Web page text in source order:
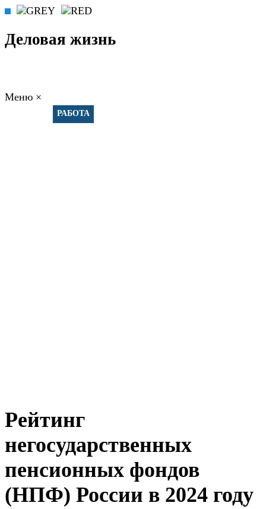
Деловая жизнь
Меню ×
РАБОТА
Рейтинг
негосударственных
пенсионных фондов
(НПФ) России в 2024 году